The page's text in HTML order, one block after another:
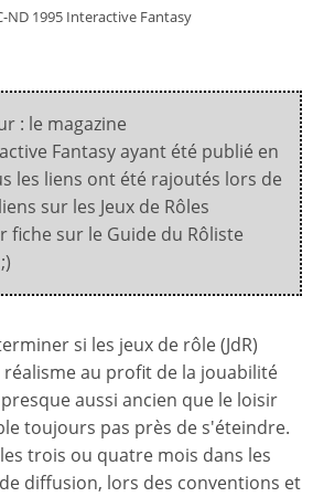
ND 1995 Interactive Fantasy
: le magazine
Fantasy ayant été publié en
les liens ont été rajoutés lors de
sur les Jeux de Rôles
fiche sur le Guide du Rôliste
si les jeux de rôle (JdR)
au profit de la jouabilité
aussi ancien que le loisir
toujours pas près de s'éteindre.
trois ou quatre mois dans les
diffusion, lors des conventions et